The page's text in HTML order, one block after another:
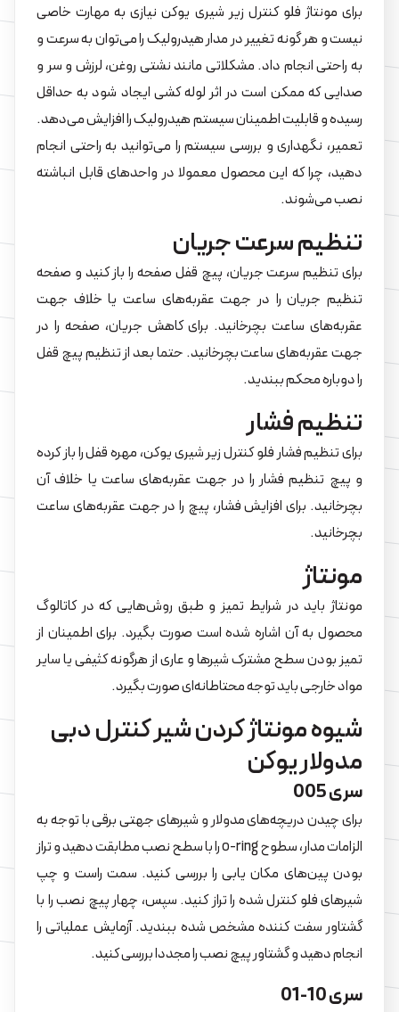
برای مونتاژ فلو کنترل زیر شیری یوکن نیازی به مهارت خاصی
نیست و هر گونه تغییر در مدار هیدرولیک را می‌توان به سرعت و
به راحتی انجام داد. مشکلاتی مانند نشتی روغن، لرزش و سر و
صدایی که ممکن است در اثر لوله کشی ایجاد شود به حداقل
رسیده و قابلیت اطمینان سیستم هیدرولیک را افزایش می‌دهد.
تعمیر، نگهداری و بررسی سیستم را می‌توانید به راحتی انجام
دهید، چرا که این محصول معمولا در واحدهای قابل انباشته
نصب می‌شوند.
تنظیم سرعت جریان
برای تنظیم سرعت جریان، پیچ قفل صفحه را باز کنید و صفحه
تنظیم جریان را در جهت عقربه‌های ساعت یا خلاف جهت
عقربه‌های ساعت بچرخانید. برای کاهش جریان، صفحه را در
جهت عقربه‌های ساعت بچرخانید. حتما بعد از تنظیم پیچ قفل
را دوباره محکم ببندید.
تنظیم فشار
برای تنظیم فشار فلو کنترل زیر شیری یوکن، مهره قفل را باز کرده
و پیچ تنظیم فشار را در جهت عقربه‌های ساعت یا خلاف آن
بچرخانید. برای افزایش فشار، پیچ را در جهت عقربه‌های ساعت
بچرخانید.
مونتاژ
مونتاژ باید در شرایط تمیز و طبق روش‌هایی که در کاتالوگ
محصول به آن اشاره شده است صورت بگیرد. برای اطمینان از
تمیز بودن سطح مشترک شیرها و عاری از هرگونه کثیفی یا سایر
مواد خارجی باید توجه محتاطانه‌ای صورت بگیرد.
شیوه مونتاژ کردن شیر کنترل دبی
مدولار یوکن
سری 005
برای چیدن دریچه‌های مدولار و شیرهای جهتی برقی با توجه به
الزامات مدار، سطوح o-ring را با سطح نصب مطابقت دهید و تراز
بودن پین‌های مکان یابی را بررسی کنید. سمت راست و چپ
شیرهای فلو کنترل شده را تراز کنید. سپس، چهار پیچ نصب را با
گشتاور سفت کننده مشخص شده ببندید. آزمایش عملیاتی را
انجام دهید و گشتاور پیچ نصب را مجددا بررسی کنید.
سری 10-01